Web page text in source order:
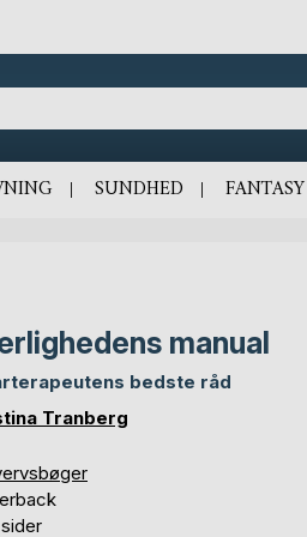
SUNDHED FANTASY
manual
bedste råd
Tranberg